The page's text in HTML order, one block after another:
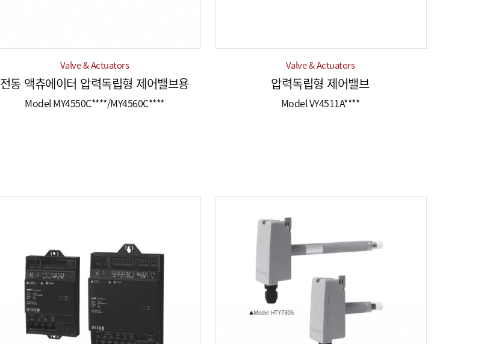
Valve & Actuators
전동 액츄에이터 압력독립형 제어밸브용
Model MY4550C****/MY4560C****
Valve & Actuators
압력독립형 제어밸브
Model VY4511A****